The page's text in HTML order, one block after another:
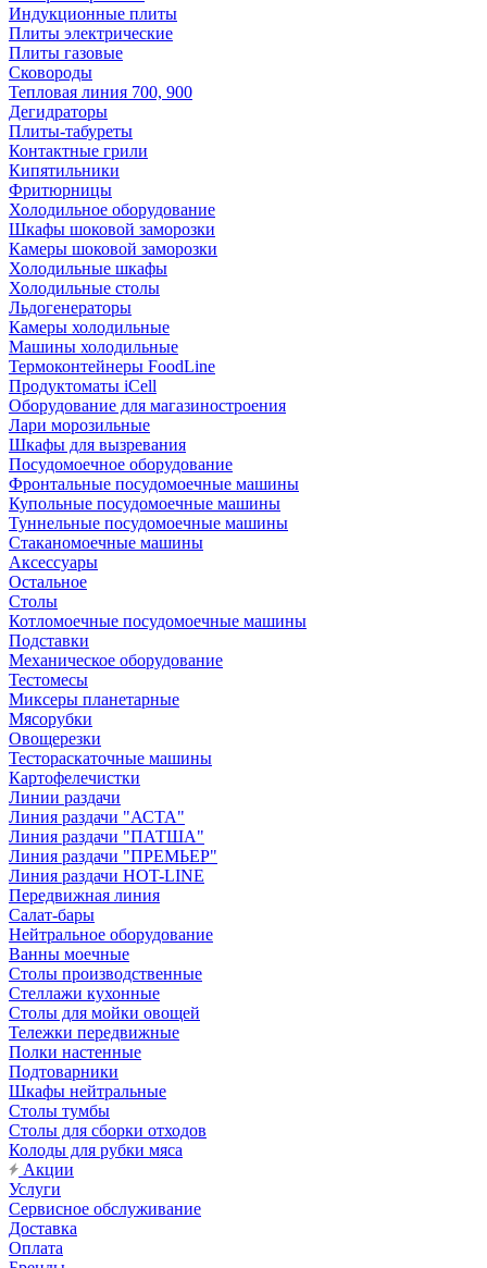
Индукционные плиты
Плиты электрические
Плиты газовые
Сковороды
Тепловая линия 700, 900
Дегидраторы
Плиты-табуреты
Контактные грили
Кипятильники
Фритюрницы
Холодильное оборудование
Шкафы шоковой заморозки
Камеры шоковой заморозки
Холодильные шкафы
Холодильные столы
Льдогенераторы
Камеры холодильные
Машины холодильные
Термоконтейнеры FoodLine
Продуктоматы iCell
Оборудование для магазиностроения
Лари морозильные
Шкафы для вызревания
Посудомоечное оборудование
Фронтальные посудомоечные машины
Купольные посудомоечные машины
Туннельные посудомоечные машины
Стаканомоечные машины
Аксессуары
Остальное
Столы
Котломоечные посудомоечные машины
Подставки
Механическое оборудование
Тестомесы
Миксеры планетарные
Мясорубки
Овощерезки
Тестораскаточные машины
Картофелечистки
Линии раздачи
Линия раздачи "АСТА"
Линия раздачи "ПАТША"
Линия раздачи "ПРЕМЬЕР"
Линия раздачи HOT-LINE
Передвижная линия
Салат-бары
Нейтральное оборудование
Ванны моечные
Столы производственные
Стеллажи кухонные
Столы для мойки овощей
Тележки передвижные
Полки настенные
Подтоварники
Шкафы нейтральные
Столы тумбы
Столы для сборки отходов
Колоды для рубки мяса
Акции
Услуги
Сервисное обслуживание
Доставка
Оплата